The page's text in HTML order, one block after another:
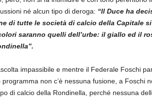
né alcun tipo di deroga: “Il Duce ha
di tutte le società di calcio della Capitale
saranno quelli dell’urbe: il giallo ed il
impassibile e mentre il Federale Foschi
non c’è nessuna fusione, a Foschi
di calcio della Rondinella, perché nessuna